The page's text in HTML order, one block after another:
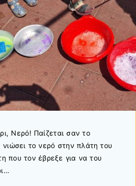
Νερό! Παίζεται σαν το
νιώσει το νερό στην πλάτη του
που τον έβρεξε για να του